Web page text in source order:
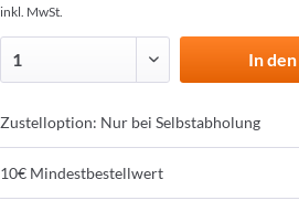
inkl. MwSt.
In den
Zustelloption: Nur bei Selbstabholung
10€ Mindestbestellwert